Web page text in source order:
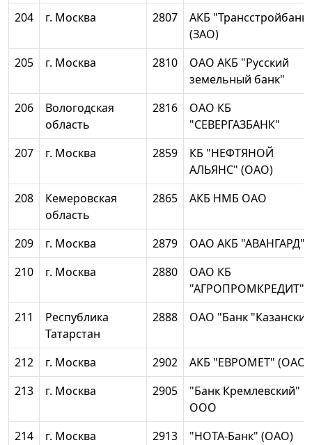
204
г. Москва 2807
АКБ "Трансстройбанк"
(ЗАО)
205
г. Москва 2810
ОАО АКБ "Русский
земельный банк"
206
Вологодская
область
2816
ОАО КБ
"СЕВЕРГАЗБАНК"
207
г. Москва 2859
КБ "НЕФТЯНОЙ
АЛЬЯНС" (ОАО)
208
Кемеровская
область
2865 АКБ НМБ ОАО
209 г. Москва 2879
ОАО АКБ "АВАНГАРД"
210
г. Москва 2880
ОАО КБ
"АГРОПРОМКРЕДИТ"
211
Республика
Татарстан
2888 ОАО "Банк
212 г. Москва 2902
АКБ "ЕВРОМЕТ" (ОАО)
213
г. Москва 2905
"Банк Кремлевский"
ООО
214
г. Москва 2913
"НОТА-Банк" (ОАО)